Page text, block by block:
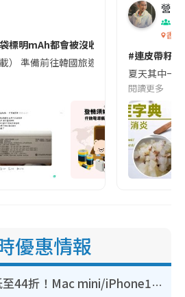
標明mAh都會被沒收😱出發前切記檢查
載） 準備前往韓國旅遊的民眾，近期要
營養
香港
#連皮帶籽
夏天其中一
閱讀更多
優惠情報
豐澤優惠勁減低至44折！Mac mini/iPhone17Pro大減價！廚房家電$220起